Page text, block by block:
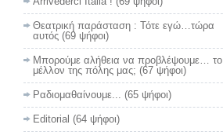
Θεατρική παράσταση : Τότε εγώ…τώρα
αυτός (69 ψήφοι)
Μπορούμε αλήθεια να προβλέψουμε… το
μέλλον της πόλης μας; (67 ψήφοι)
Ραδιομαθαίνουμε... (65 ψήφοι)
Editorial (64 ψήφοι)